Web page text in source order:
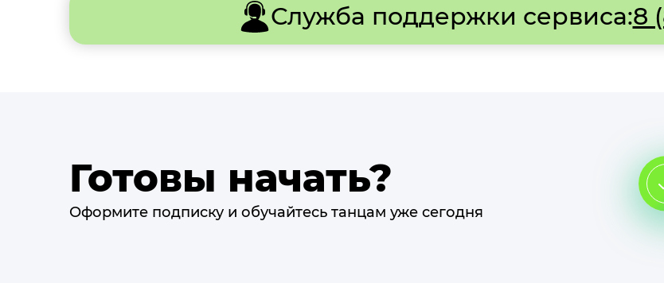
Служба поддержки сервиса:8
Готовы начать?
Оформите подписку и обучайтесь танцам уже сегодня